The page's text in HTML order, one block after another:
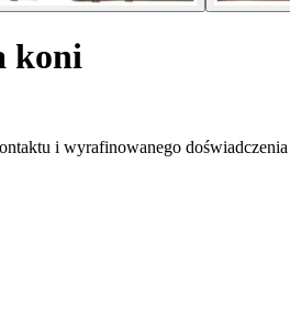
koni
i wyrafinowanego